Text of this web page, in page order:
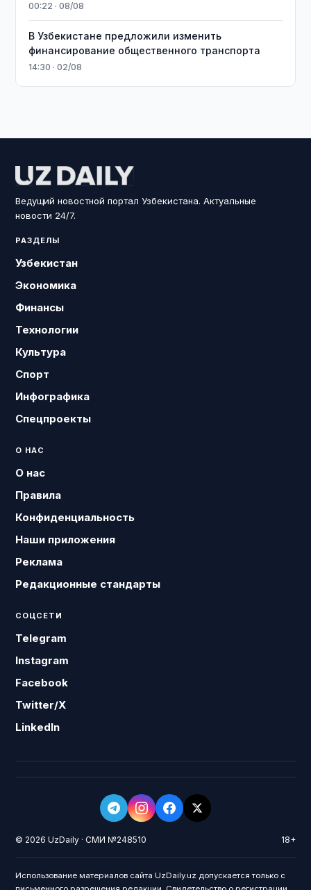
00:22 · 08/08
В Узбекистане предложили изменить
финансирование общественного транспорта
14:30 · 02/08
Ведущий новостной портал Узбекистана. Актуальные
новости 24/7.
РАЗДЕЛЫ
Узбекистан
Экономика
Финансы
Технологии
Культура
Спорт
Инфографика
Спецпроекты
О НАС
О нас
Правила
Конфиденциальность
Наши приложения
Реклама
Редакционные стандарты
СОЦСЕТИ
Telegram
Instagram
Facebook
Twitter/X
LinkedIn
© 2026 UzDaily · СМИ №248510 18+
Использование материалов сайта UzDaily.uz допускается только с